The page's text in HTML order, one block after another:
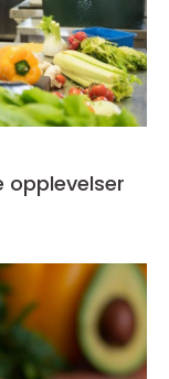
opplevelser